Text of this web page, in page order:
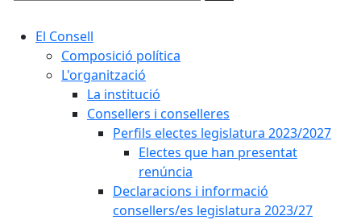
El Consell
Composició política
L'organització
La institució
Consellers i conselleres
Perfils electes legislatura 2023/2027
Electes que han presentat
renúncia
Declaracions i informació
consellers/es legislatura 2023/27